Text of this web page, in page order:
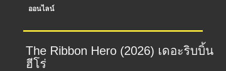
ออนไลน์
The Ribbon Hero (2026) เดอะริบบิ้น
ฮีโร่